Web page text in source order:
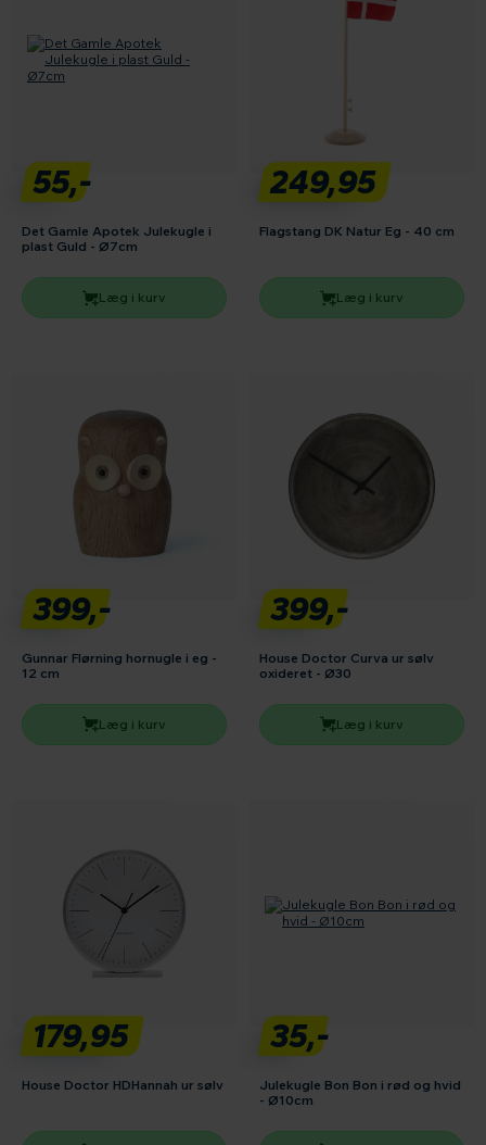
55,-
Det Gamle Apotek Julekugle i
plast Guld - Ø7cm
Læg i kurv
249,95
Flagstang DK Natur Eg - 40 cm
Læg i kurv
399,-
Gunnar Flørning hornugle i eg -
12 cm
Læg i kurv
399,-
House Doctor Curva ur sølv
oxideret - Ø30
Læg i kurv
179,95
House Doctor HDHannah ur sølv
35,-
Julekugle Bon Bon i rød og hvid
- Ø10cm